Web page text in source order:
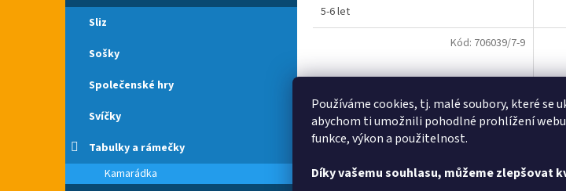
Používáme cookies, tj. malé soubory, které se
abychom ti umožnili pohodlné prohlížení
funkce, výkon a použitelnost.
Díky vašemu souhlasu, můžeme zlepšovat
Sliz
Sošky
Společenské hry
Svíčky
Tabulky a rámečky
Kamarádka
5-6 let
Kód: 706039/7-9